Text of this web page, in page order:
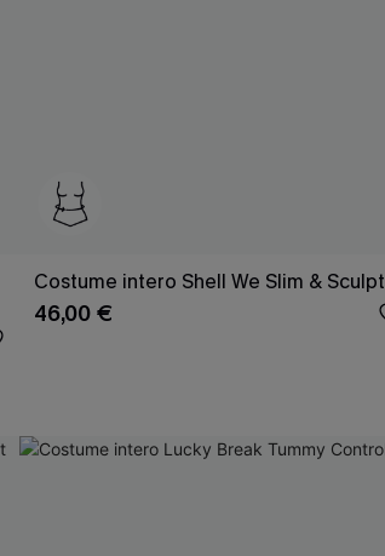
Costume intero Shell We Slim & Sculpt
46,00 €